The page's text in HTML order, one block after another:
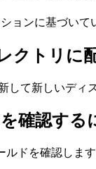
ョンに基づいて
クトリに
して新しいディ
確認す
ルドを確認しま